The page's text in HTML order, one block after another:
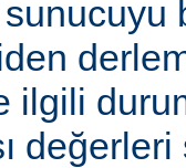
ilgili
değerleri